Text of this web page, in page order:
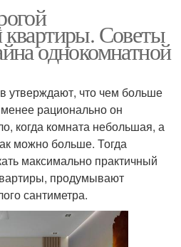
квартиры. Советы
однокомнатной
утверждают, что чем больше
рационально он
когда комната небольшая, а
можно больше. Тогда
максимально практичный
продумывают
сантиметра.